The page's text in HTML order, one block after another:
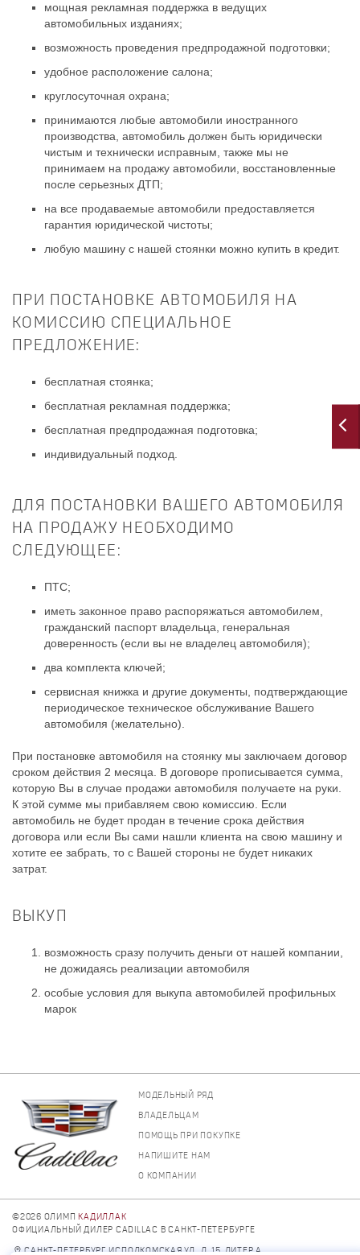
мощная рекламная поддержка в ведущих
автомобильных изданиях;
возможность проведения предпродажной подготовки;
удобное расположение салона;
круглосуточная охрана;
принимаются любые автомобили иностранного
производства, автомобиль должен быть юридически
чистым и технически исправным, также мы не
принимаем на продажу автомобили, восстановленные
после серьезных ДТП;
на все продаваемые автомобили предоставляется
гарантия юридической чистоты;
любую машину с нашей стоянки можно купить в кредит.
ПРИ ПОСТАНОВКЕ АВТОМОБИЛЯ НА
КОМИССИЮ СПЕЦИАЛЬНОЕ
ПРЕДЛОЖЕНИЕ:
бесплатная стоянка;
бесплатная рекламная поддержка;
бесплатная предпродажная подготовка;
индивидуальный подход.
ДЛЯ ПОСТАНОВКИ ВАШЕГО АВТОМОБИЛЯ
НА ПРОДАЖУ НЕОБХОДИМО
СЛЕДУЮЩЕЕ:
ПТС;
иметь законное право распоряжаться автомобилем,
гражданский паспорт владельца, генеральная
доверенность (если вы не владелец автомобиля);
два комплекта ключей;
сервисная книжка и другие документы, подтверждающие
периодическое техническое обслуживание Вашего
автомобиля (желательно).
При постановке автомобиля на стоянку мы заключаем договор
сроком действия 2 месяца. В договоре прописывается сумма,
которую Вы в случае продажи автомобиля получаете на руки.
К этой сумме мы прибавляем свою комиссию. Если
автомобиль не будет продан в течение срока действия
договора или если Вы сами нашли клиента на свою машину и
хотите ее забрать, то с Вашей стороны не будет никаких
затрат.
ВЫКУП
возможность сразу получить деньги от нашей компании,
не дожидаясь реализации автомобиля
особые условия для выкупа автомобилей профильных
марок
МОДЕЛЬНЫЙ РЯД
ВЛАДЕЛЬЦАМ
ПОМОЩЬ ПРИ ПОКУПКЕ
НАПИШИТЕ НАМ
О КОМПАНИИ
©2026 ОЛИМП КАДИЛЛАК
ОФИЦИАЛЬНЫЙ ДИЛЕР CADILLAC В САНКТ-ПЕТЕРБУРГЕ
САНКТ-ПЕТЕРБУРГ, ИСПОЛКОМСКАЯ УЛ., Д. 15, ЛИТЕР А